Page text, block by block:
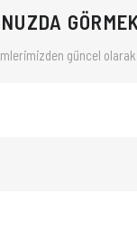
güncel